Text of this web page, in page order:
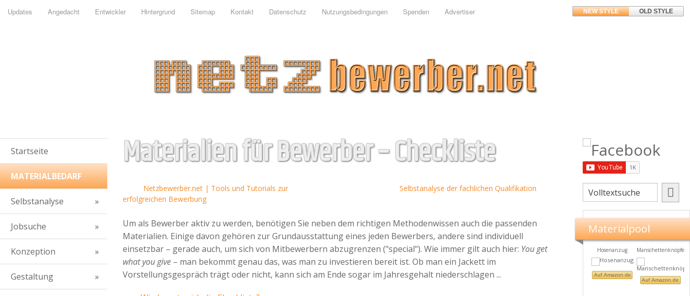
NEW STYLE OLD STYLE
Updates Angedacht Entwickler Hintergrund Sitemap Kontakt Datenschutz Nutzungsbedingungen Spenden Advertiser
Startseite
MATERIALBEDARF
Selbstanalyse
Jobsuche
Konzeption
Gestaltung
Materialpool
Herrendüfte Hosenanzug
Auf Amazon.de
Manschettenknöpfe
Auf Amazon.de
Materialien für Bewerber – Checkliste
Netzbewerber.net | Tools und Tutorials zur
erfolgreichen Bewerbung
Selbstanalyse der fachlichen Qualifikation
Um als Bewerber aktiv zu werden, benötigen Sie neben dem richtigen Methodenwissen auch die passenden
Materialien. Einige davon gehören zur Grundausstattung eines jeden Bewerbers, andere sind individuell
einsetzbar – gerade auch, um sich von Mitbewerbern abzugrenzen ("special"). Wie immer gilt auch hier: You get
what you give – man bekommt genau das, was man zu investieren bereit ist. Ob man ein Jackett im
Vorstellungsgespräch trägt oder nicht, kann sich am Ende sogar im Jahresgehalt niederschlagen ...